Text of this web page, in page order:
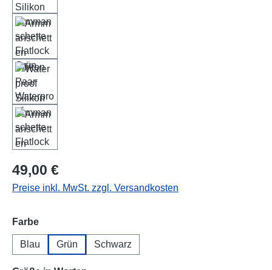
Regulärer Preis:
49,00 €
Preise inkl. MwSt. zzgl. Versandkosten
Farbeauswählen
Blau Grün Schwarz